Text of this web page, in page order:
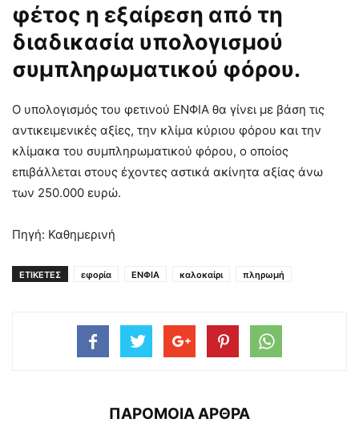
φέτος η εξαίρεση από τη
διαδικασία υπολογισμού
συμπληρωματικού φόρου.
Ο υπολογισμός του φετινού ΕΝΦΙΑ θα γίνει με βάση τις
αντικειμενικές αξίες, την κλίμα κύριου φόρου και την
κλίμακα του συμπληρωματικού φόρου, ο οποίος
επιβάλλεται στους έχοντες αστικά ακίνητα αξίας άνω
των 250.000 ευρώ.
Πηγή: Καθημερινή
ΕΤΙΚΕΤΕΣ εφορία ΕΝΦΙΑ καλοκαίρι πληρωμή
ΠΑΡΟΜΟΙΑ ΑΡΘΡΑ